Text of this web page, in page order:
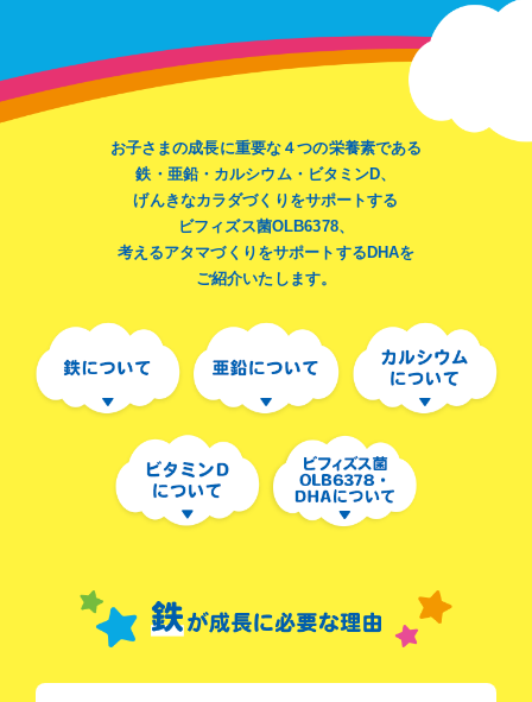
お子さまの成長に重要な４つの栄養素である
鉄・亜鉛・カルシウム・ビタミンD、
げんきなカラダづくりをサポートする
ビフィズス菌OLB6378、
考えるアタマづくりをサポートするDHAを
ご紹介いたします。